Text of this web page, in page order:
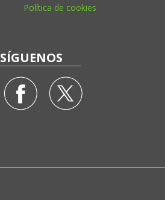
Política de cookies
SÍGUENOS